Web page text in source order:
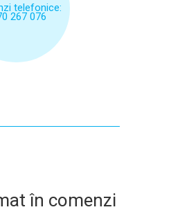
telefonice:
267 076
în comenzi